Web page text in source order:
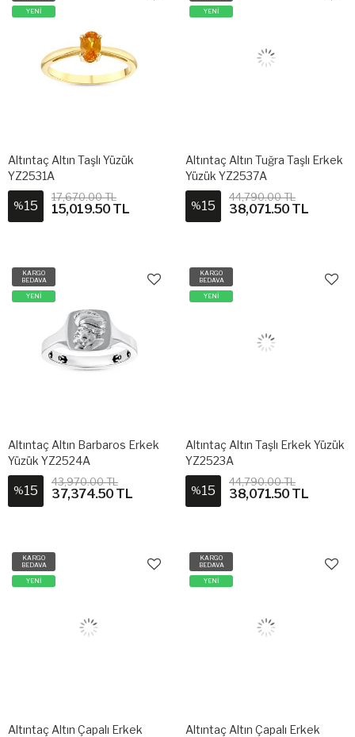
YENİ
Altıntaç Altın Taşlı Yüzük
YZ2531A
%15
17,670.00 TL
15,019.50 TL
YENİ
Altıntaç Altın Tuğra Taşlı Erkek
Yüzük YZ2537A
%15
44,790.00 TL
38,071.50 TL
KARGO
BEDAVA
YENİ
Altıntaç Altın Barbaros Erkek
Yüzük YZ2524A
%15
43,970.00 TL
37,374.50 TL
KARGO
BEDAVA
YENİ
Altıntaç Altın Taşlı Erkek Yüzük
YZ2523A
%15
44,790.00 TL
38,071.50 TL
KARGO
BEDAVA
YENİ
Altıntaç Altın Çapalı Erkek
KARGO
BEDAVA
YENİ
Altıntaç Altın Çapalı Erkek